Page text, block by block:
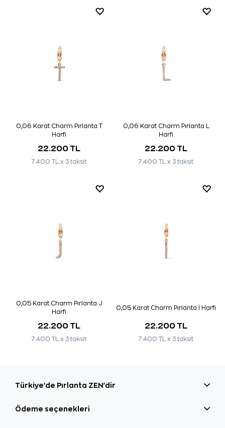
0,06 Karat Charm Pırlanta T
Harfi
22.200 TL
7.400 TL x 3 taksit
0,06 Karat Charm Pırlanta L
Harfi
22.200 TL
7.400 TL x 3 taksit
0,05 Karat Charm Pırlanta J
Harfi
22.200 TL
7.400 TL x 3 taksit
0,05 Karat Charm Pırlanta İ Harfi
22.200 TL
7.400 TL x 3 taksit
Türkiye'de Pırlanta ZEN'dir
Ödeme seçenekleri